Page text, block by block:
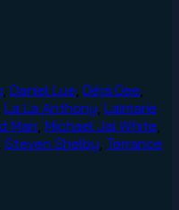
Daniel Lue Déjá Dee
La La Anthony Laimarie
Man Michael Jai White
Steven Shelby Terrance